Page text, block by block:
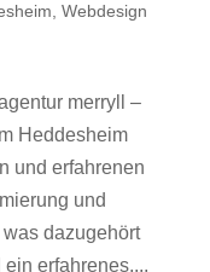
Webdesign
merryll –
Heddesheim
und erfahrenen
und
dazugehört
erfahrenes,...